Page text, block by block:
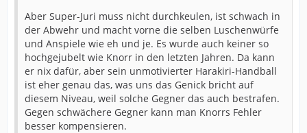
Aber Super-Juri muss nicht durchkeulen, ist schwach in
der Abwehr und macht vorne die selben Luschenwürfe
und Anspiele wie eh und je. Es wurde auch keiner so
hochgejubelt wie Knorr in den letzten Jahren. Da kann
er nix dafür, aber sein unmotivierter Harakiri-Handball
ist eher genau das, was uns das Genick bricht auf
diesem Niveau, weil solche Gegner das auch bestrafen.
Gegen schwächere Gegner kann man Knorrs Fehler
besser kompensieren.